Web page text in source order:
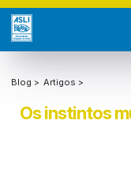
Blog > Artigos >
Os instintos